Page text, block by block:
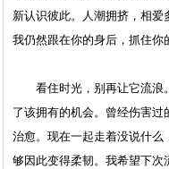
新认识彼此。人潮拥挤，相
我仍然跟在你的身后，抓住你
看住时光，别再让它流浪
了该拥有的机会。曾经伤害
治愈。现在一起走着没说什
够因此变得柔韧。我希望下